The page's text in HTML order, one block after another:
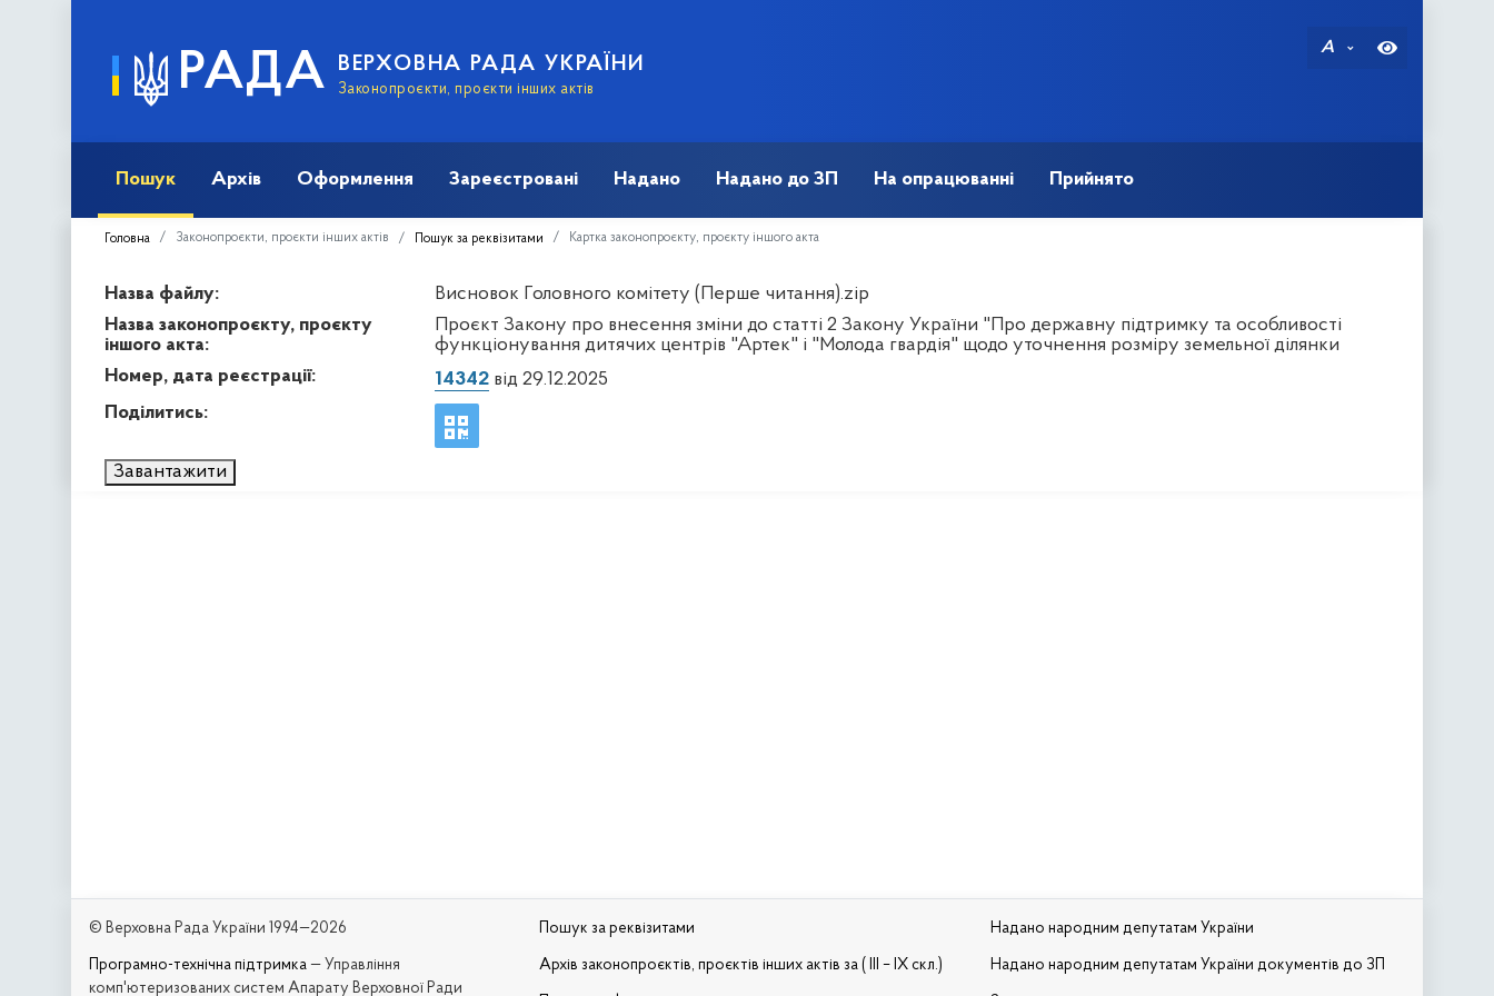
РАДА ВЕРХОВНА РАДА УКРАЇНИ
Законопроєкти, проєкти інших актів
A
Пошук Архів Оформлення Зареєстровані Надано Надано до ЗП На опрацюванні Прийнято
Головна Законопроєкти, проєкти інших актів Пошук за реквізитами Картка законопроєкту, проєкту іншого акта
Назва файлу:
Висновок Головного комітету (Перше читання).zip
Назва законопроєкту, проєкту
іншого акта:
Проєкт Закону про внесення зміни до статті 2 Закону України "Про державну підтримку та особливості
функціонування дитячих центрів "Артек" і "Молода гвардія" щодо уточнення розміру земельної ділянки
Номер, дата реєстрації:
14342від 29.12.2025
Поділитись:
Завантажити
© Верховна Рада України 1994—2026
Програмно-технічна підтримка — Управління
комп'ютеризованих систем Апарату Верховної Ради
Пошук за реквізитами
Архів законопроєктів, проєктів інших актів за ( III – IX скл.)
Надано народним депутатам України
Надано народним депутатам України документів до ЗП